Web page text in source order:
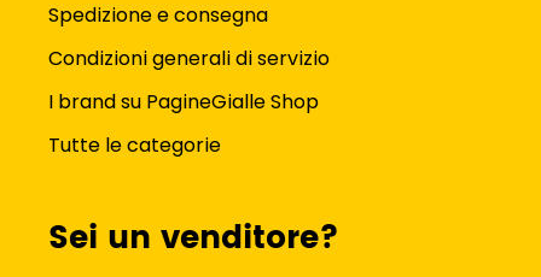
Spedizione e consegna
Condizioni generali di servizio
I brand su PagineGialle Shop
Tutte le categorie
Sei un venditore?